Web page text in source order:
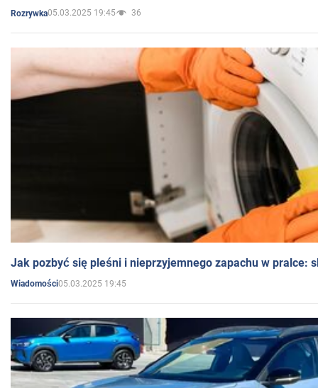
Rozrywka05.03.2025 19:45 36
Jak pozbyć się pleśni i nieprzyjemnego zapachu w pralce:
Wiadomości05.03.2025 19:45